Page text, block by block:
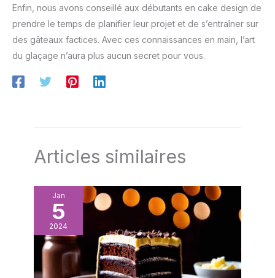
Enfin, nous avons conseillé aux débutants en cake design de
prendre le temps de planifier leur projet et de s’entraîner sur
des gâteaux factices. Avec ces connaissances en main, l’art
du glaçage n’aura plus aucun secret pour vous.
Articles similaires
Jan
5
2024